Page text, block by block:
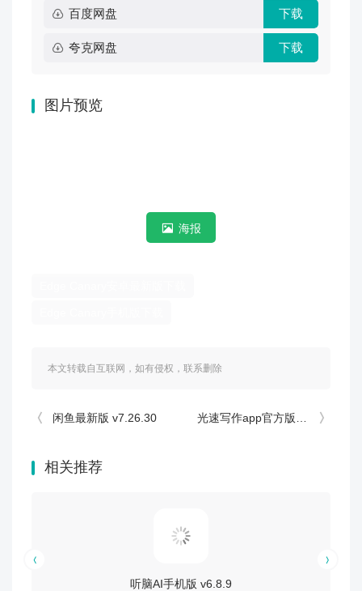
百度网盘 下载
夸克网盘 下载
图片预览
海报
本文转载自互联网，如有侵权，联系删除
闲鱼最新版 v7.26.30 光速写作app官方版 v5.7.6
相关推荐
听脑AI手机版 v6.8.9